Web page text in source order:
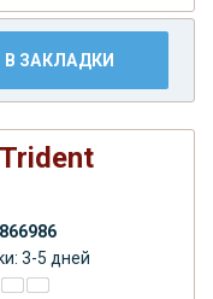
В ЗАКЛАДКИ
3-5 дней